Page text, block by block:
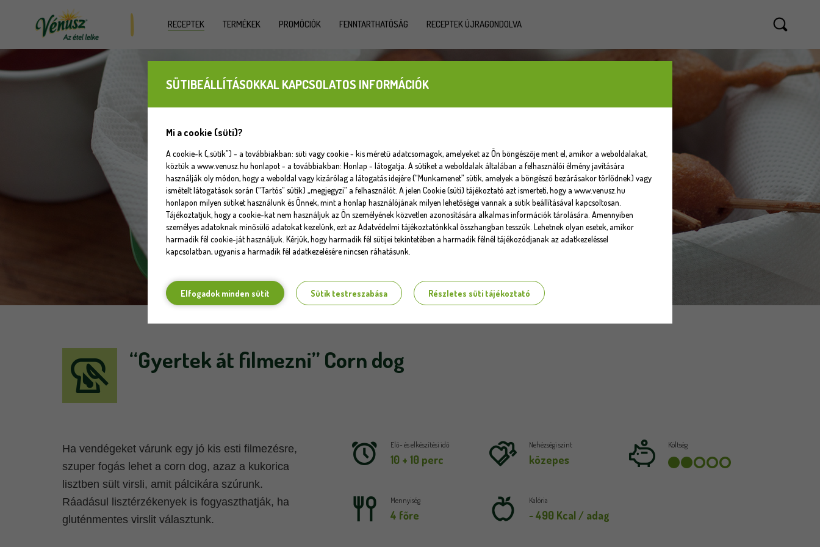
SÜTIBEÁLLÍTÁSOKKAL KAPCSOLATOS INFORMÁCIÓK
Mi a cookie (süti)?
A cookie-k („sütik”) - a továbbiakban: süti vagy cookie - kis méretű adatcsomagok, amelyeket az Ön böngészője ment el, amikor a weboldalakat,
köztük a www.venusz.hu honlapot - a továbbiakban: Honlap - látogatja. A sütiket a weboldalak általában a felhasználói élmény javítására
használják oly módon, hogy a weboldal vagy kizárólag a látogatás idejére (“Munkamenet” sütik, amelyek a böngésző bezárásakor törlődnek) vagy
ismételt látogatások során (“Tartós” sütik) „megjegyzi” a felhasználót. A jelen Cookie (süti) tájékoztató azt ismerteti, hogy a www.venusz.hu
honlapon milyen sütiket használunk és Önnek, mint a honlap használójának milyen lehetőségei vannak a sütik beállításával kapcsoltosan.
Tájékoztatjuk, hogy a cookie-kat nem használjuk az Ön személyének közvetlen azonosítására alkalmas információk tárolására. Amennyiben
személyes adatoknak minősülő adatokat kezelünk, ezt az Adatvédelmi tájékoztatónkkal összhangban tesszük. Lehetnek olyan esetek, amikor
harmadik fél cookie-ját használjuk. Kérjük, hogy harmadik fél sütijei tekintetében a harmadik félnél tájékozódjanak az adatkezeléssel
kapcsolatban, ugyanis a harmadik fél adatkezelésére nincsen ráhatásunk.
Elfogadok minden sütit Sütik testreszabása Részletes süti tájékoztató
RECEPTEK TERMÉKEK PROMÓCIÓK FENNTARTHATÓSÁG RECEPTEK ÚJRAGONDOLVA
“Gyertek át filmezni” Corn dog
Ha vendégeket várunk egy jó kis esti filmezésre,
szuper fogás lehet a corn dog, azaz a kukorica
lisztben sült virsli, amit pálcikára szúrunk.
Ráadásul lisztérzékenyek is fogyaszthatják, ha
gluténmentes virslit választunk.
Elő- és elkészítési idő
10 + 10 perc
Nehézségi szint
közepes
Költség
Mennyiség
4 főre
Kalória
~ 490 Kcal / adag